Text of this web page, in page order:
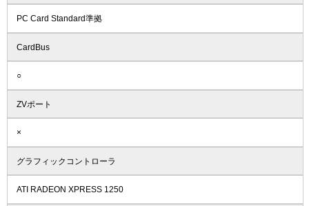
PC Card Standard準拠
CardBus
○
ZVポート
×
グラフィックコントローラ
ATI RADEON XPRESS 1250